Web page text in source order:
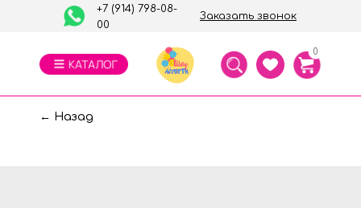
Заказать звонок
+7 (914) 798-08-
00
0
← Назад